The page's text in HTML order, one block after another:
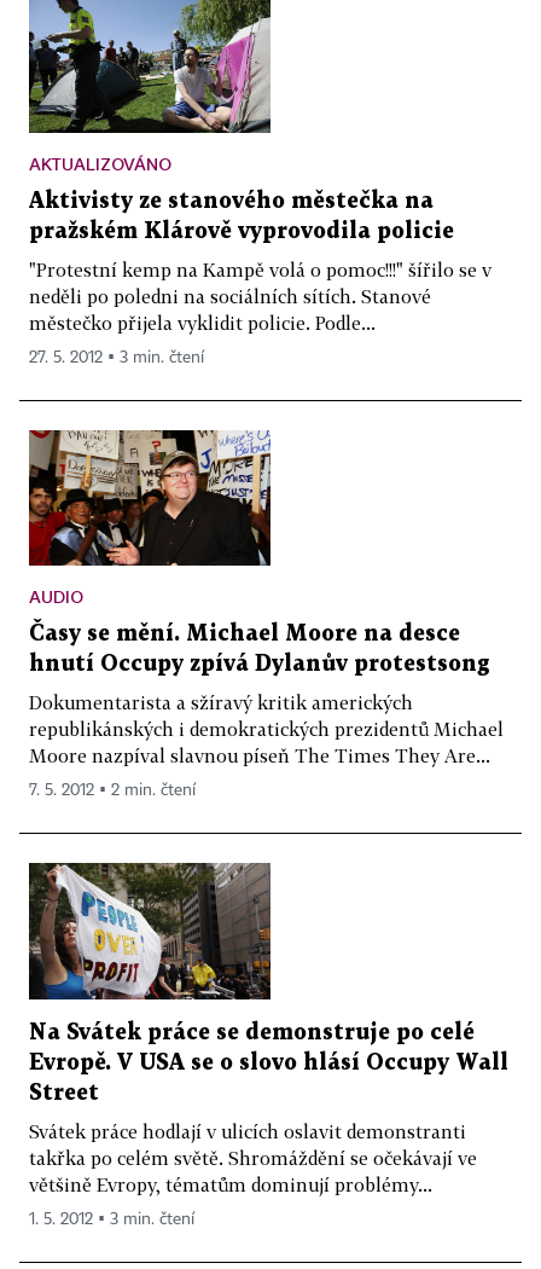
AKTUALIZOVÁNO
Aktivisty ze stanového městečka na
pražském Klárově vyprovodila policie
"Protestní kemp na Kampě volá o pomoc!!!" šířilo se v
neděli po poledni na sociálních sítích. Stanové
městečko přijela vyklidit policie. Podle...
27. 5. 2012 ▪ 3 min. čtení
AUDIO
Časy se mění. Michael Moore na desce
hnutí Occupy zpívá Dylanův protestsong
Dokumentarista a sžíravý kritik amerických
republikánských i demokratických prezidentů Michael
Moore nazpíval slavnou píseň The Times They Are...
7. 5. 2012 ▪ 2 min. čtení
Na Svátek práce se demonstruje po celé
Evropě. V USA se o slovo hlásí Occupy Wall
Street
Svátek práce hodlají v ulicích oslavit demonstranti
takřka po celém světě. Shromáždění se očekávají ve
většině Evropy, tématům dominují problémy...
1. 5. 2012 ▪ 3 min. čtení